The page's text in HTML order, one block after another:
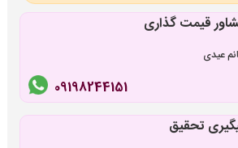
قیمت گذاری
عیدی
09198244151
تحقیق